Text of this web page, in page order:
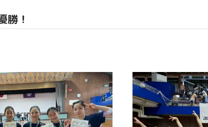
勝！